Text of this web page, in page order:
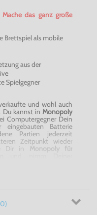
das ganz große
Brettspiel als mobile
aus der
Spielgegner
und wohl auch
Du kannst in Monopoly
Computergegner Dein
eingebauten Batterie
Partien jederzeit
Zeitpunkt wieder
Dir in
Monopoly für